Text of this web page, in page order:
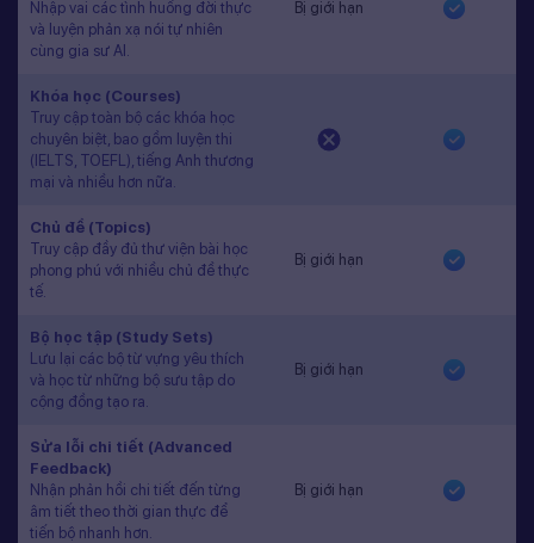
Nhập vai các tình huống đời thực
và luyện phản xạ nói tự nhiên
cùng gia sư AI.
Bị giới hạn
Khóa học (Courses)
Truy cập toàn bộ các khóa học
chuyên biệt, bao gồm luyện thi
(IELTS, TOEFL), tiếng Anh thương
mại và nhiều hơn nữa.
Chủ đề (Topics)
Truy cập đầy đủ thư viện bài học
phong phú với nhiều chủ đề thực
tế.
Bị giới hạn
Bộ học tập (Study Sets)
Lưu lại các bộ từ vựng yêu thích
và học từ những bộ sưu tập do
cộng đồng tạo ra.
Bị giới hạn
Sửa lỗi chi tiết (Advanced
Feedback)
Nhận phản hồi chi tiết đến từng
âm tiết theo thời gian thực để
tiến bộ nhanh hơn.
Bị giới hạn